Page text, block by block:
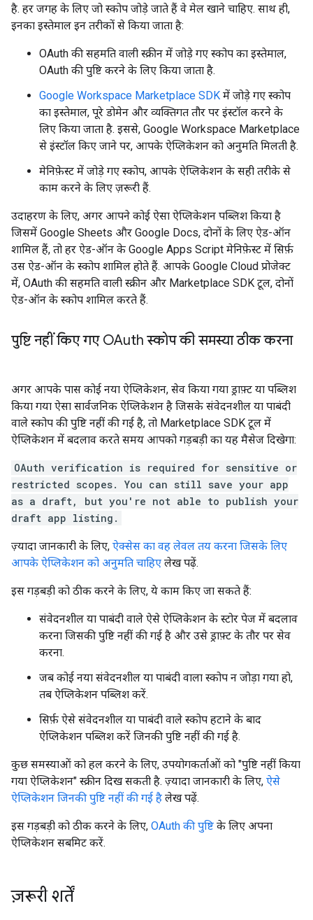
है. हर जगह के लिए जो स्कोप जोड़े जाते हैं वे मेल खाने चाहिए. साथ ही,
इनका इस्तेमाल इन तरीकों से किया जाता है:
OAuth की सहमति वाली स्क्रीन में जोड़े गए स्कोप का इस्तेमाल,
OAuth की पुष्टि करने के लिए किया जाता है.
Google Workspace Marketplace SDK में जोड़े गए स्कोप
का इस्तेमाल, पूरे डोमेन और व्यक्तिगत तौर पर इंस्टॉल करने के
लिए किया जाता है. इससे, Google Workspace Marketplace
से इंस्टॉल किए जाने पर, आपके ऐप्लिकेशन को अनुमति मिलती है.
मेनिफ़ेस्ट में जोड़े गए स्कोप, आपके ऐप्लिकेशन के सही तरीके से
काम करने के लिए ज़रूरी हैं.
उदाहरण के लिए, अगर आपने कोई ऐसा ऐप्लिकेशन पब्लिश किया है
जिसमें Google Sheets और Google Docs, दोनों के लिए ऐड-ऑन
शामिल हैं, तो हर ऐड-ऑन के Google Apps Script मेनिफ़ेस्ट में सिर्फ़
उस ऐड-ऑन के स्कोप शामिल होते हैं. आपके Google Cloud प्रोजेक्ट
में, OAuth की सहमति वाली स्क्रीन और Marketplace SDK टूल, दोनों
ऐड-ऑन के स्कोप शामिल करते हैं.
पुष्टि नहीं किए गए OAuth स्कोप की समस्या ठीक करना
अगर आपके पास कोई नया ऐप्लिकेशन, सेव किया गया ड्राफ़्ट या पब्लिश
किया गया ऐसा सार्वजनिक ऐप्लिकेशन है जिसके संवेदनशील या पाबंदी
वाले स्कोप की पुष्टि नहीं की गई है, तो Marketplace SDK टूल में
ऐप्लिकेशन में बदलाव करते समय आपको गड़बड़ी का यह मैसेज दिखेगा:
OAuth verification is required for sensitive or
restricted scopes. You can still save your app
as a draft, but you're not able to publish your
draft app listing.
ज़्यादा जानकारी के लिए, ऐक्सेस का वह लेवल तय करना जिसके लिए
आपके ऐप्लिकेशन को अनुमति चाहिए लेख पढ़ें.
इस गड़बड़ी को ठीक करने के लिए, ये काम किए जा सकते हैं:
संवेदनशील या पाबंदी वाले ऐसे ऐप्लिकेशन के स्टोर पेज में बदलाव
करना जिसकी पुष्टि नहीं की गई है और उसे ड्राफ़्ट के तौर पर सेव
करना.
जब कोई नया संवेदनशील या पाबंदी वाला स्कोप न जोड़ा गया हो,
तब ऐप्लिकेशन पब्लिश करें.
सिर्फ़ ऐसे संवेदनशील या पाबंदी वाले स्कोप हटाने के बाद
ऐप्लिकेशन पब्लिश करें जिनकी पुष्टि नहीं की गई है.
कुछ समस्याओं को हल करने के लिए, उपयोगकर्ताओं को "पुष्टि नहीं किया
गया ऐप्लिकेशन" स्क्रीन दिख सकती है. ज़्यादा जानकारी के लिए, ऐसे
ऐप्लिकेशन जिनकी पुष्टि नहीं की गई है लेख पढ़ें.
इस गड़बड़ी को ठीक करने के लिए, OAuth की पुष्टि के लिए अपना
ऐप्लिकेशन सबमिट करें.
ज़रूरी शर्तें